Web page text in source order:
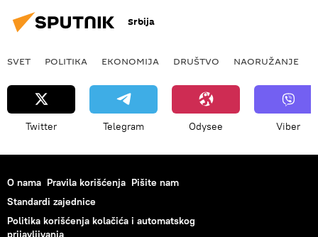
Srbija
SVET POLITIKA EKONOMIJA DRUŠTVO NAORUŽANJE
Twitter Telegram Odysee Viber
O nama Pravila korišćenja Pišite nam
Standardi zajednice
Politika korišćenja kolačića i automatskog
prijavljivanja